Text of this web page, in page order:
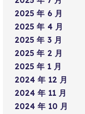
2025 年 6 月
2025 年 4 月
2025 年 3 月
2025 年 2 月
2025 年 1 月
2024 年 12 月
2024 年 11 月
2024 年 10 月